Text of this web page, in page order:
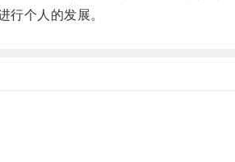
个人的发展。